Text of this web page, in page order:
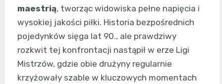
maestrią, tworząc widowiska pełne napięcia i
wysokiej jakości piłki. Historia bezpośrednich
pojedynków sięga lat 90., ale prawdziwy
rozkwit tej konfrontacji nastąpił w erze Ligi
Mistrzów, gdzie obie drużyny regularnie
krzyżowały szable w kluczowych momentach